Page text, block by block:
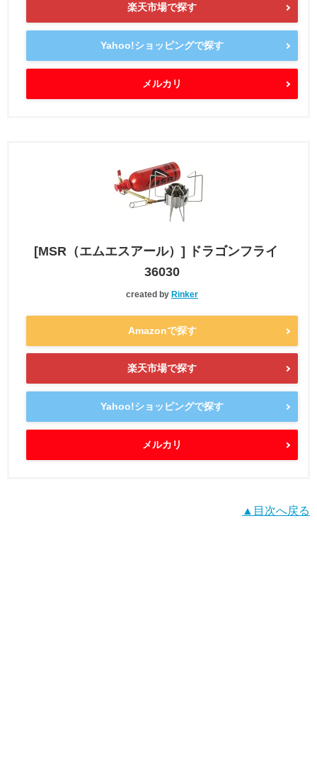
楽天市場で探す
Yahoo!ショッピングで探す
メルカリ
[MSR（エムエスアール）] ドラゴンフライ
36030
created by Rinker
Amazonで探す
楽天市場で探す
Yahoo!ショッピングで探す
メルカリ
▲目次へ戻る